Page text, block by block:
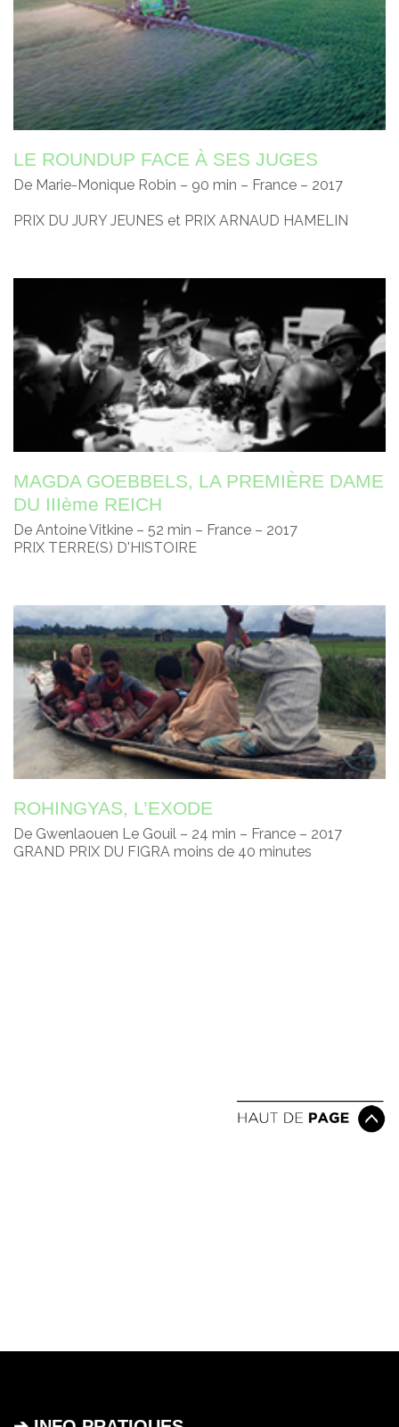
LE ROUNDUP FACE À SES JUGES
De Marie-Monique Robin – 90 min – France – 2017
PRIX DU JURY JEUNES et PRIX ARNAUD HAMELIN
MAGDA GOEBBELS, LA PREMIÈRE DAME
DU IIIème REICH
De Antoine Vitkine – 52 min – France – 2017
PRIX TERRE(S) D'HISTOIRE
ROHINGYAS, L’EXODE
De Gwenlaouen Le Gouil – 24 min – France – 2017
GRAND PRIX DU FIGRA moins de 40 minutes